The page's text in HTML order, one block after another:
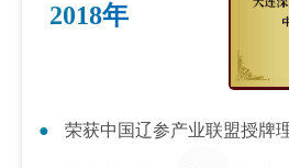
荣获中国辽参产业联盟授牌
2018年